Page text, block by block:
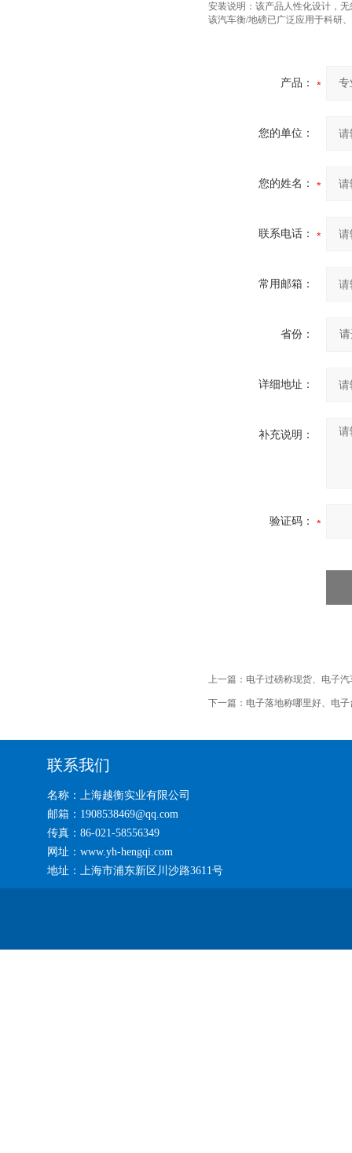
安装说明：该产品人性化设计，
该汽车衡/地磅已广泛应用于科研
产品：
您的单位：
您的姓名：
联系电话：
常用邮箱：
省份：
详细地址：
补充说明：
验证码：
上一篇： 电子过磅称现货、电子
下一篇： 电子落地称哪里好、电
联系我们
名称：上海越衡实业有限公司
邮箱：1908538469@qq.com
传真：86-021-58556349
网址：www.yh-hengqi.com
地址：上海市浦东新区川沙路3611号